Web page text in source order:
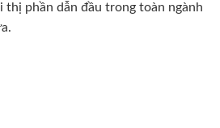
thị phần dẫn đầu trong toàn ngành